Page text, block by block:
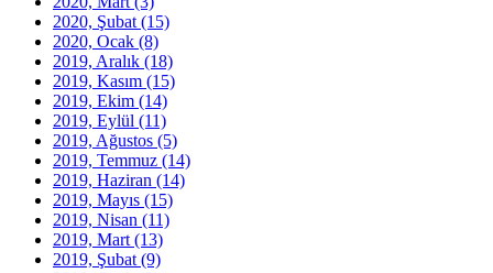
2020, Şubat (15)
2020, Ocak (8)
2019, Aralık (18)
2019, Kasım (15)
2019, Ekim (14)
2019, Eylül (11)
2019, Ağustos (5)
2019, Temmuz (14)
2019, Haziran (14)
2019, Mayıs (15)
2019, Nisan (11)
2019, Mart (13)
2019, Şubat (9)